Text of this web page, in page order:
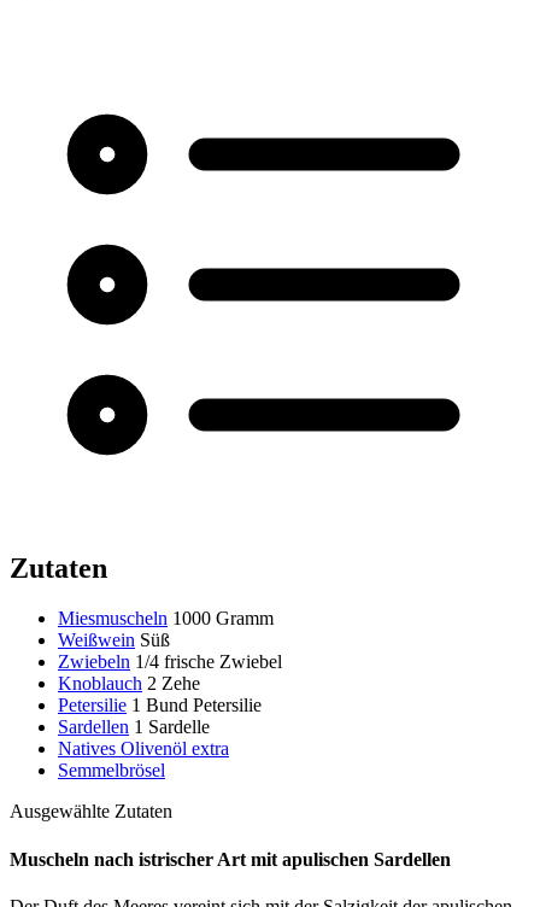
Zutaten
Miesmuscheln 1000 Gramm
Weißwein Süß
Zwiebeln 1/4 frische Zwiebel
Knoblauch 2 Zehe
Petersilie 1 Bund Petersilie
Sardellen 1 Sardelle
Natives Olivenöl extra
Semmelbrösel
Ausgewählte Zutaten
Muscheln nach istrischer Art mit apulischen Sardellen